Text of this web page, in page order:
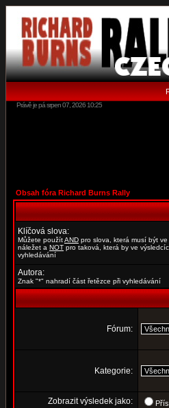
Právě je pá srpen 07, 2026 10:25
Obsah fóra Richard Burns Rally
Klíčová slova:
Můžete použítAND pro slova, která musí být ve
náležet a NOT pro taková, která by ve
vyhledávání
Autora:
Znak "*" nahradí část řetězce při vyhledávání
Fórum:
Kategorie:
Zobrazit výsledek jako: